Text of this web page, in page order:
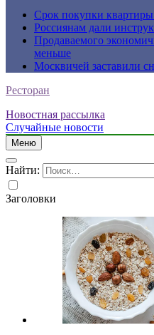
Срок покупки
Россиянам дали
Продаваемого
меньше
Москвичей заставили
Ресторан
Новостная рассылка
Случайные новости
Меню
Найти:
Заголовки